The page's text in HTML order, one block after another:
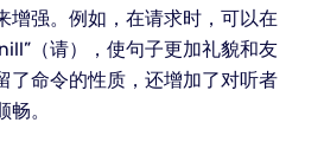
增强。例如，在请求时，可以在
（请），使句子更加礼貌和友
了命令的性质，还增加了对听者
。